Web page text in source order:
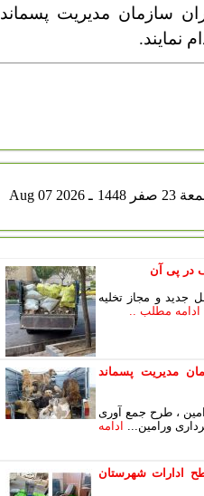
سازمان مدیریت پسماند
نمایند.
صفر 1448 ـ Aug 07 2026
در پی آن
جدید و مجاز تخلیه
ادامه مطلب ..
مدیریت پسماند
، طرح جمع آوری
ورامین... ادامه
شهرستان